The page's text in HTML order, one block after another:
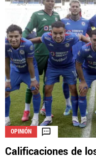
OPINIÓN
Calificaciones de